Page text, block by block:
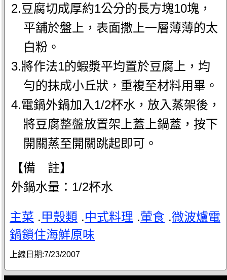
2.豆腐切成厚約1公分的長方塊10塊，
平舖於盤上，表面撒上一層薄薄的太
白粉。
3.將作法1的蝦漿平均置於豆腐上，均
勻的抹成小丘狀，重複至材料用畢。
4.電鍋外鍋加入1/2杯水，放入蒸架後，
將豆腐整盤放置架上蓋上鍋蓋，按下
開關蒸至開關跳起即可。
【備 註】
外鍋水量：1/2杯水
主菜 .甲殼類 .中式料理 .葷食 .微波爐電
鍋鎖住海鮮原味
上線日期:7/23/2007